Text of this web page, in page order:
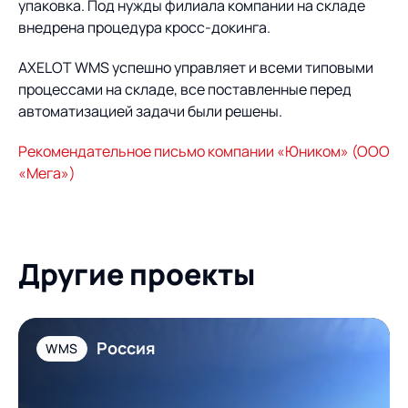
упаковка. Под нужды филиала компании на складе
внедрена процедура кросс-докинга.
AXELOT WMS успешно управляет и всеми типовыми
процессами на складе, все поставленные перед
автоматизацией задачи были решены.
Рекомендательное письмо компании «Юником» (ООО
«Мега»)
Другие проекты
WMS Россия